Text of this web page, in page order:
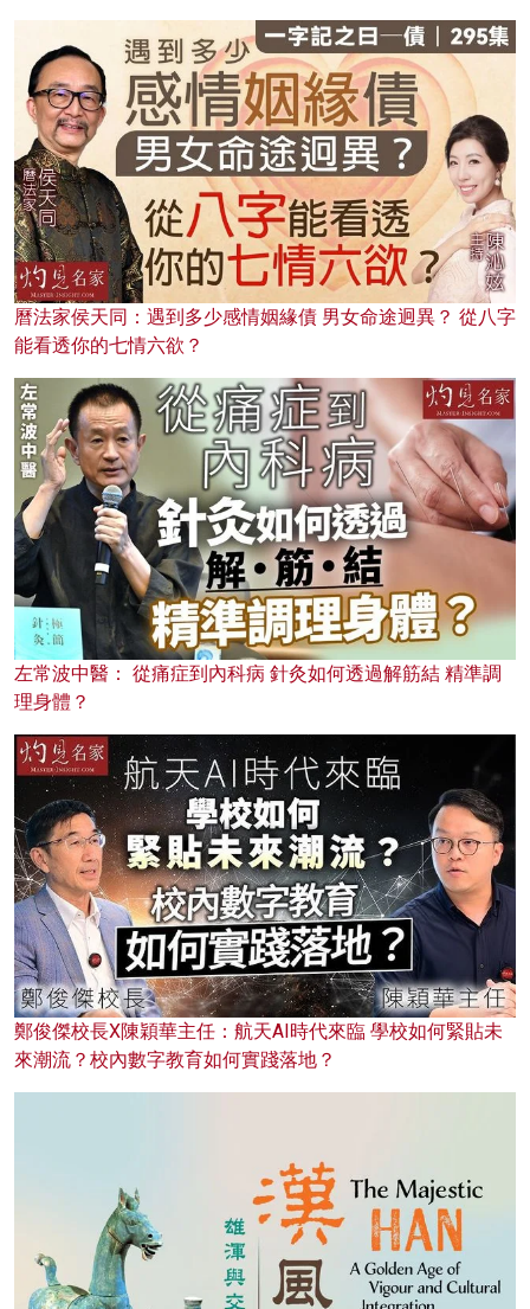
曆法家侯天同：遇到多少感情姻緣債 男女命途迥異？ 從八字
能看透你的七情六欲？
左常波中醫： 從痛症到內科病 針灸如何透過解筋結 精準調
理身體？
鄭俊傑校長X陳穎華主任：航天AI時代來臨 學校如何緊貼未
來潮流？校內數字教育如何實踐落地？